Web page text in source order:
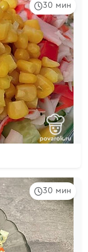
30 мин
30 мин